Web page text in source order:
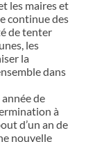
les maires et
continue des
de tenter
les
la
dans
de
à
d’un an de
nouvelle